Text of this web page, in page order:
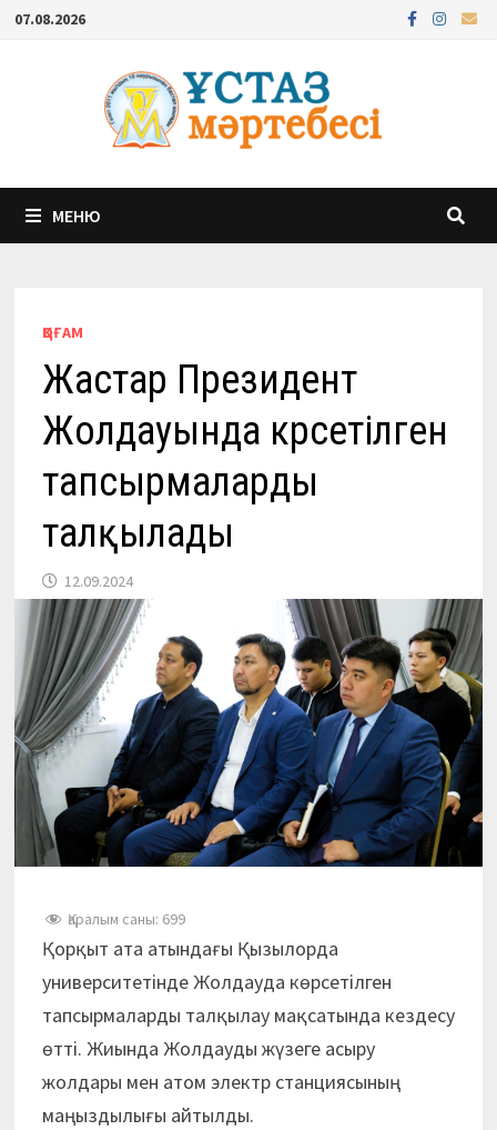
Перейти
содержимому
07.08.2026
МЕНЮ
ҚОҒАМ
Жастар Президент
Жолдауында көрсетілген
тапсырмаларды
талқылады
12.09.2024
Қаралым саны: 699
Қорқыт ата атындағы Қызылорда
университетінде Жолдауда көрсетілген
тапсырмаларды талқылау мақсатында кездесу
өтті. Жиында Жолдауды жүзеге асыру
жолдары мен атом электр станциясының
маңыздылығы айтылды.